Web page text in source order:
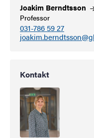
Joakim Berndtsson
Professor
031-786 59 27
Kontakt